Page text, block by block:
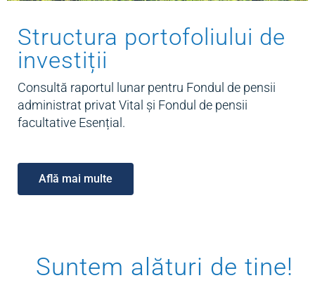
Structura portofoliului de
investiții
Consultă raportul lunar pentru Fondul de pensii
administrat privat Vital și Fondul de pensii
facultative Esențial.
Află mai multe
Suntem alături de tine!